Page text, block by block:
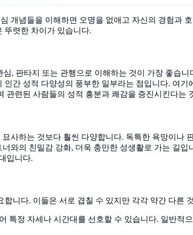
개념들을 이해하면 오명을 없애고 자신의 경험과
뚜렷한 차이가 있습니다.
, 판타지 또는 관행으로 이해하는 것이 가장 좋습
간 성적 다양성의 풍부한 일부라는 점입니다. 여
관련된 사람들의 성적 흥분과 쾌감을 증진시킨다는
사하는 것보다 훨씬 다양합니다. 독특한 욕망이나
와의 친밀감 강화, 더욱 충만한 성생활로 가는 길
입니다.
니다. 이들은 서로 겹칠 수 있지만 각각 약간 다른
특정 자세나 시간대를 선호할 수 있습니다. 일반적